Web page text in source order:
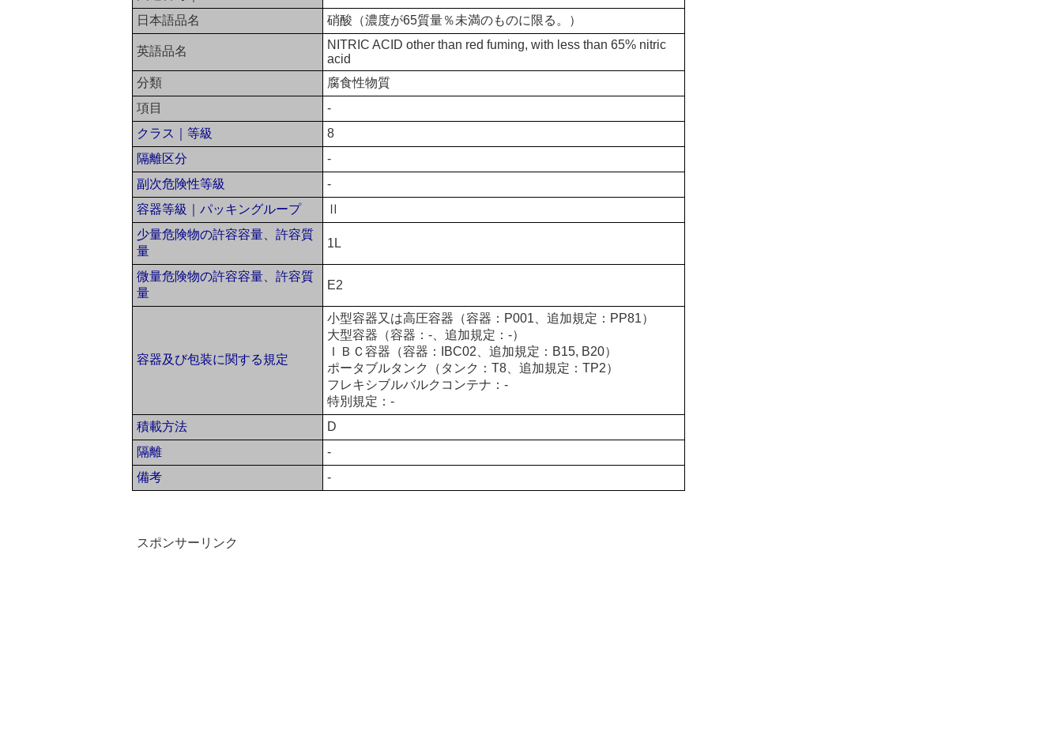
日本語品名
硝酸（濃度が65質量％未満のものに限る。）
英語品名
NITRIC ACID other than red fuming, with less than 65% nitric
acid
分類
腐食性物質
項目
-
クラス｜等級
8
隔離区分
-
副次危険性等級
-
容器等級｜パッキングループ
Ⅱ
少量危険物の許容容量、許容質
量
1L
微量危険物の許容容量、許容質
量
E2
容器及び包装に関する規定
小型容器又は高圧容器（容器：P001、追加規定：PP81）
大型容器（容器：-、追加規定：-）
ＩＢＣ容器（容器：IBC02、追加規定：B15, B20）
ポータブルタンク（タンク：T8、追加規定：TP2）
フレキシブルバルクコンテナ：-
特別規定：-
積載方法
D
隔離
-
備考
-
スポンサーリンク